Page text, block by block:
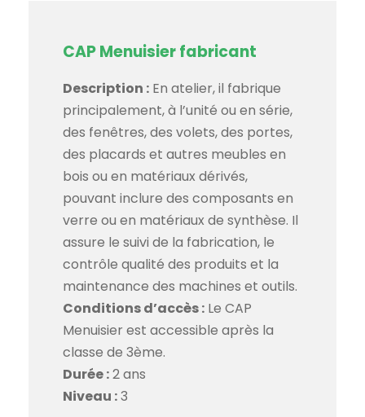
CAP Menuisier fabricant
Description : En atelier, il fabrique
principalement, à l’unité ou en série,
des fenêtres, des volets, des portes,
des placards et autres meubles en
bois ou en matériaux dérivés,
pouvant inclure des composants en
verre ou en matériaux de synthèse. Il
assure le suivi de la fabrication, le
contrôle qualité des produits et la
maintenance des machines et outils.
Conditions d’accès : Le CAP
Menuisier est accessible après la
classe de 3ème.
Durée :2 ans
Niveau :3